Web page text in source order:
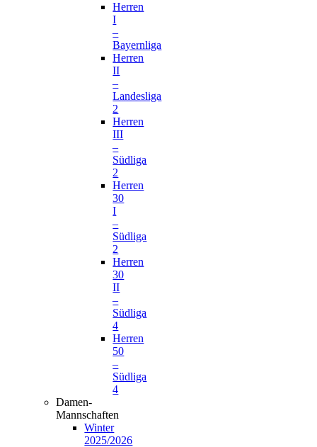
Herren
I
–
Bayernliga
Herren
II
–
Landesliga
2
Herren
III
–
Südliga
2
Herren
30
I
–
Südliga
2
Herren
30
II
–
Südliga
4
Herren
50
–
Südliga
4
Damen-
Mannschaften
Winter
2025/2026